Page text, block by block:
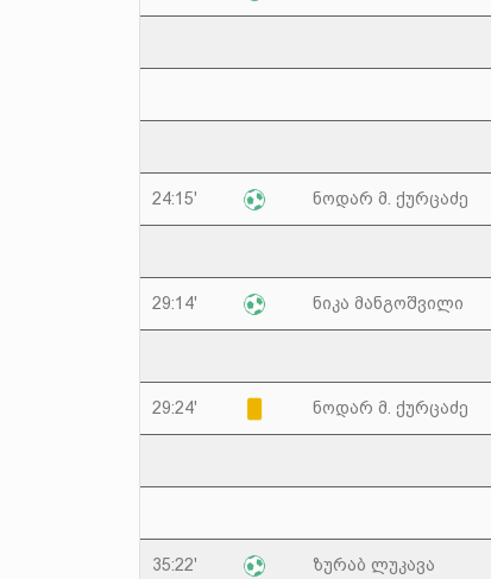
24:15' ნოდარ მ. ქურცაძე
29:14' ნიკა მანგოშვილი
29:24' ნოდარ მ. ქურცაძე
35:22' ზურაბ ლუკავა